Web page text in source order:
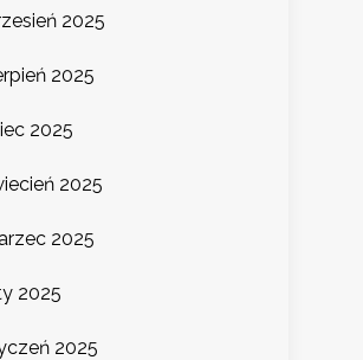
2025
2025
2025
2025
2025
2025
2025